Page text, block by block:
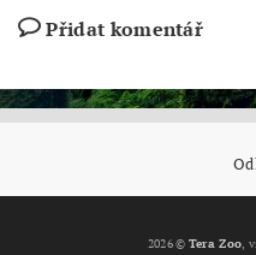
Přidat komentář
2026 © Tera Zoo,